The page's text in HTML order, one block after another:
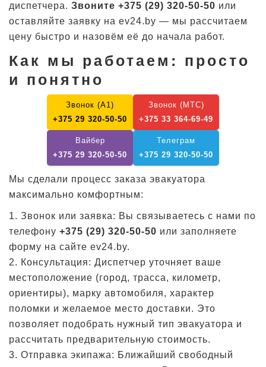
диспетчера. Звоните +375 (29) 320-50-50 или
оставляйте заявку на ev24.by — мы рассчитаем
цену быстро и назовём её до начала работ.
Как мы работаем: просто
и понятно
Звонок (А1)
+375 29 320-50-50
Звонок (МТС)
+375 33 364-69-49
Вайбер
+375 29 320-50-50
Телеграм
+375 29 320-50-50
Мы сделали процесс заказа эвакуатора
максимально комфортным:
1. Звонок или заявка: Вы связываетесь с нами по
телефону +375 (29) 320-50-50 или заполняете
форму на сайте ev24.by.
2. Консультация: Диспетчер уточняет ваше
местоположение (город, трасса, километр,
ориентиры), марку автомобиля, характер
поломки и желаемое место доставки. Это
позволяет подобрать нужный тип эвакуатора и
рассчитать предварительную стоимость.
3. Отправка экипажа: Ближайший свободный